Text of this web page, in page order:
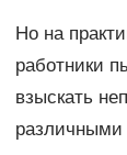
Но на
работники
взыскать